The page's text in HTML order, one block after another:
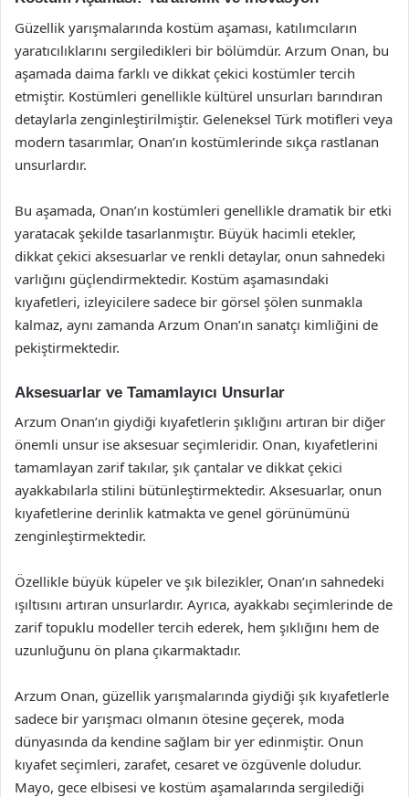
Güzellik yarışmalarında kostüm aşaması, katılımcıların
yaratıcılıklarını sergiledikleri bir bölümdür. Arzum Onan, bu
aşamada daima farklı ve dikkat çekici kostümler tercih
etmiştir. Kostümleri genellikle kültürel unsurları barındıran
detaylarla zenginleştirilmiştir. Geleneksel Türk motifleri veya
modern tasarımlar, Onan’ın kostümlerinde sıkça rastlanan
unsurlardır.
Bu aşamada, Onan’ın kostümleri genellikle dramatik bir etki
yaratacak şekilde tasarlanmıştır. Büyük hacimli etekler,
dikkat çekici aksesuarlar ve renkli detaylar, onun sahnedeki
varlığını güçlendirmektedir. Kostüm aşamasındaki
kıyafetleri, izleyicilere sadece bir görsel şölen sunmakla
kalmaz, aynı zamanda Arzum Onan’ın sanatçı kimliğini de
pekiştirmektedir.
Aksesuarlar ve Tamamlayıcı Unsurlar
Arzum Onan’ın giydiği kıyafetlerin şıklığını artıran bir diğer
önemli unsur ise aksesuar seçimleridir. Onan, kıyafetlerini
tamamlayan zarif takılar, şık çantalar ve dikkat çekici
ayakkabılarla stilini bütünleştirmektedir. Aksesuarlar, onun
kıyafetlerine derinlik katmakta ve genel görünümünü
zenginleştirmektedir.
Özellikle büyük küpeler ve şık bilezikler, Onan’ın sahnedeki
ışıltısını artıran unsurlardır. Ayrıca, ayakkabı seçimlerinde de
zarif topuklu modeller tercih ederek, hem şıklığını hem de
uzunluğunu ön plana çıkarmaktadır.
Arzum Onan, güzellik yarışmalarında giydiği şık kıyafetlerle
sadece bir yarışmacı olmanın ötesine geçerek, moda
dünyasında da kendine sağlam bir yer edinmiştir. Onun
kıyafet seçimleri, zarafet, cesaret ve özgüvenle doludur.
Mayo, gece elbisesi ve kostüm aşamalarında sergilediği